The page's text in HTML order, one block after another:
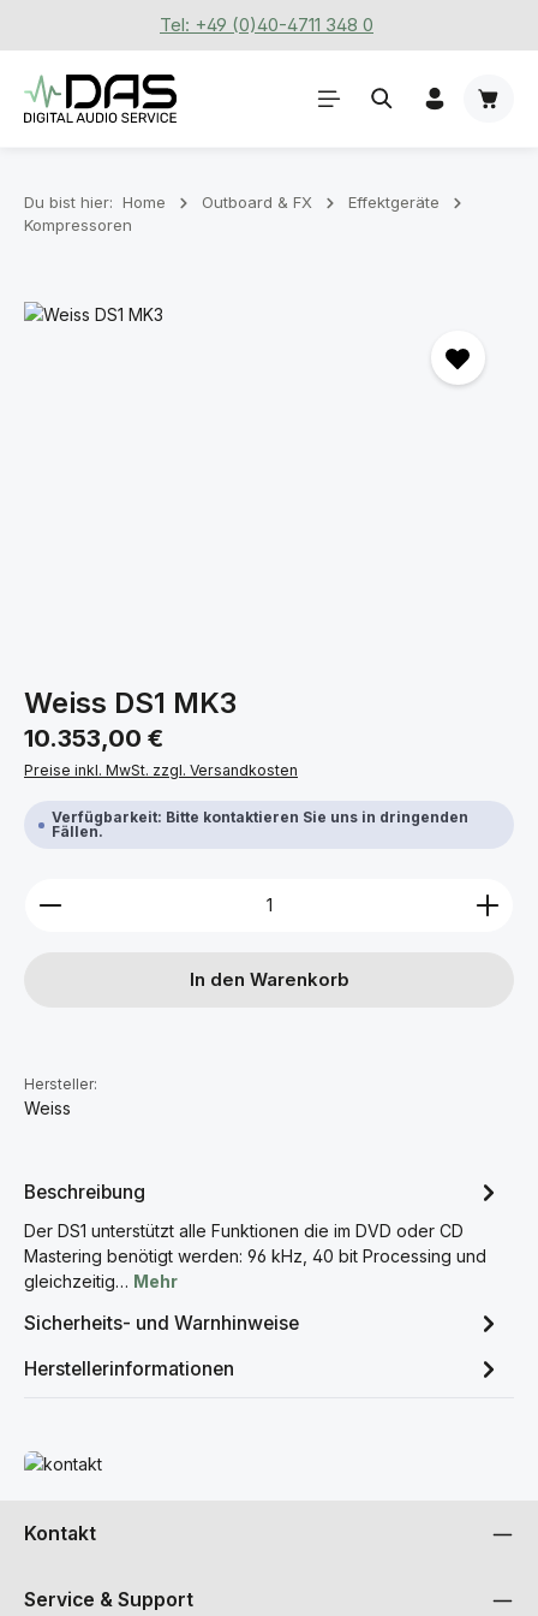
Zum Hauptinhalt springenTel: +49 (0)40-4711 348 0
Du bist hier: Home Outboard & FX
Effektgeräte
Kompressoren
Bildergalerie überspringen
Weiss DS1 MK3
Regulärer Preis:
10.353,00 €
Preise inkl. MwSt. zzgl. Versandkosten
Verfügbarkeit: Bitte kontaktieren Sie uns in dringenden
Fällen.
Produkt Anzahl: Gib den gewünschten Wert ein
In den Warenkorb
Hersteller:
Weiss
Beschreibung
Der DS1 unterstützt alle Funktionen die im DVD oder CD
Mastering benötigt werden: 96 kHz, 40 bit Processing und
gleichzeitig… Mehr
Sicherheits- und Warnhinweise
Herstellerinformationen
Mehr erfahren
Kontakt
Service & Support